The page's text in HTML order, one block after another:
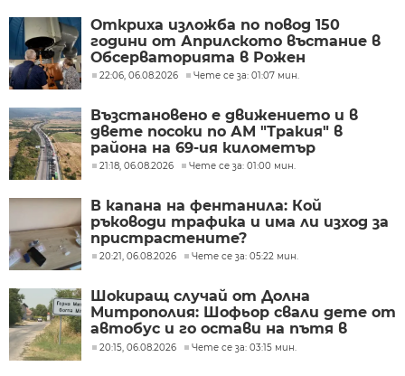
Откриха изложба по повод 150
години от Априлското въстание в
Обсерваторията в Рожен
22:06, 06.08.2026 Чете се за: 01:07 мин.
Възстановено е движението и в
двете посоки по АМ "Тракия" в
района на 69-ия километър
21:18, 06.08.2026 Чете се за: 01:00 мин.
В капана на фентанила: Кой
ръководи трафика и има ли изход за
пристрастените?
20:21, 06.08.2026 Чете се за: 05:22 мин.
Шокиращ случай от Долна
Митрополия: Шофьор свали дете от
автобус и го остави на пътя в
жегата
20:15, 06.08.2026 Чете се за: 03:15 мин.